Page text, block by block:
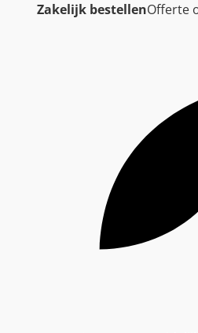
Zakelijk bestellenOfferte